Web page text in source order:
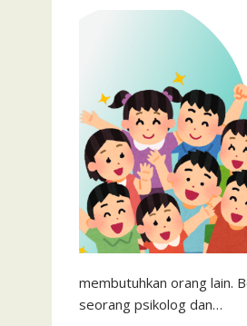
membutuhkan orang lain.
seorang psikolog dan…